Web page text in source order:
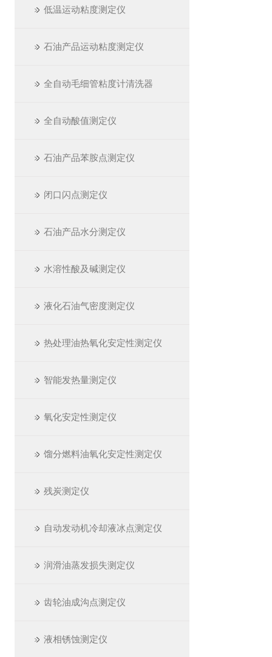
低温运动粘度测定仪
石油产品运动粘度测定仪
全自动毛细管粘度计清洗器
全自动酸值测定仪
石油产品苯胺点测定仪
闭口闪点测定仪
石油产品水分测定仪
水溶性酸及碱测定仪
液化石油气密度测定仪
热处理油热氧化安定性测定仪
智能发热量测定仪
氧化安定性测定仪
馏分燃料油氧化安定性测定仪
残炭测定仪
自动发动机冷却液冰点测定仪
润滑油蒸发损失测定仪
齿轮油成沟点测定仪
液相锈蚀测定仪